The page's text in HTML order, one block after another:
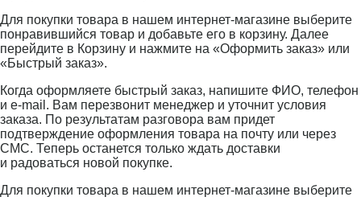
Для покупки товара в нашем интернет-магазине выберите
понравившийся товар и добавьте его в корзину. Далее
перейдите в Корзину и нажмите на «Оформить заказ» или
«Быстрый заказ».
Когда оформляете быстрый заказ, напишите ФИО, телефон
и e-mail. Вам перезвонит менеджер и уточнит условия
заказа. По результатам разговора вам придет
подтверждение оформления товара на почту или через
СМС. Теперь останется только ждать доставки
и радоваться новой покупке.
Для покупки товара в нашем интернет-магазине выберите